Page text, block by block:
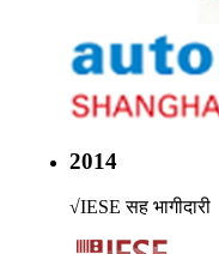
2014
√IESE सह भागीदारी